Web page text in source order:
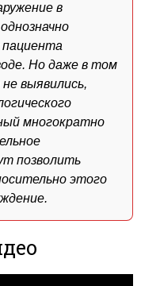
в
Но даже в том
не выявились,
многократно
позволить
этого